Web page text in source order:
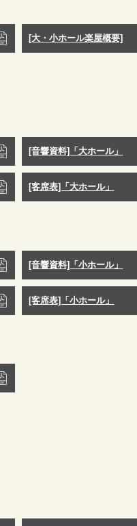
[大・小ホール楽屋概要]
[音響資料]「大ホール」
[客席表]「大ホール」
[音響資料]「小ホール」
[客席表]「小ホール」